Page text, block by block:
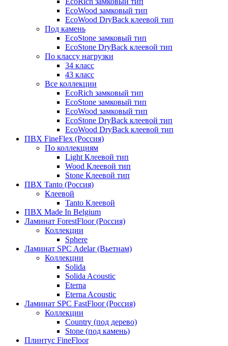
EcoWood замковый тип
EcoWood DryBack клеевой тип
Под камень
EcoStone замковый тип
EcoStone DryBack клеевой тип
По классу нагрузки
34 класс
43 класс
Все коллекции
EcoRich замковый тип
EcoStone замковый тип
EcoWood замковый тип
EcoStone DryBack клеевой тип
EcoWood DryBack клеевой тип
ПВХ FineFlex (Россия)
По коллекциям
Light Клеевой тип
Wood Клеевой тип
Stone Клеевой тип
ПВХ Tanto (Россия)
Клеевой
Tanto Клеевой
ПВХ Made In Belgium
Ламинат ForestFloor (Россия)
Коллекции
Sphere
Ламинат SPC Adelar (Вьетнам)
Коллекции
Solida
Solida Acoustic
Eterna
Eterna Acoustic
Ламинат SPC FastFloor (Россия)
Коллекции
Country (под дерево)
Stone (под камень)
Плинтус FineFloor